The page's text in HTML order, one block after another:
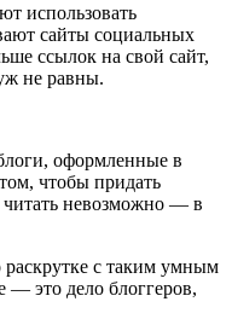
использовать
сайты социальных
ссылок на свой сайт,
не равны.
оформленные в
чтобы придать
читать невозможно — в
с таким умным
— это дело блоггеров,